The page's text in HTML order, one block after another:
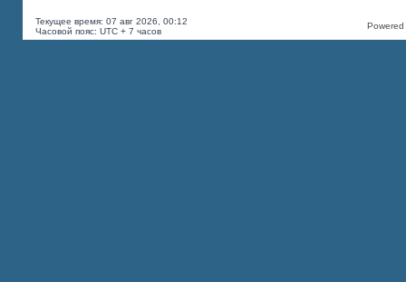
Текущее время: 07 авг 2026, 00:12
Часовой пояс: UTC + 7 часов